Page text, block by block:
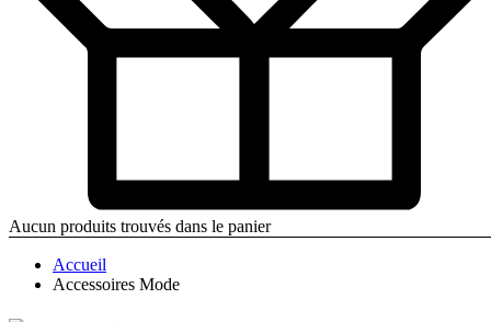
Aucun produits trouvés dans le panier
Accueil
Accessoires Mode